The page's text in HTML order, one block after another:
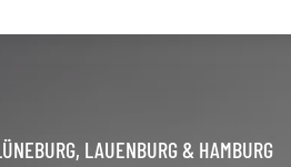
LAUENBURG & HAMBURG